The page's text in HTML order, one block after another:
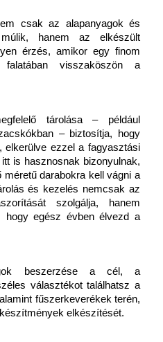
csak az alapanyagok és
hanem az elkészült
érzés, amikor egy finom
visszaköszön a
tárolása – például
– biztosítja, hogy
elkerülve ezzel a fagyasztási
is hasznosnak bizonyulnak,
darabokra kell vágni a
és kezelés nemcsak az
szolgálja, hanem
hogy egész évben élvezd a
beszerzése a cél, a
választékot találhatsz a
fűszerkeverékek terén,
elkészítését.